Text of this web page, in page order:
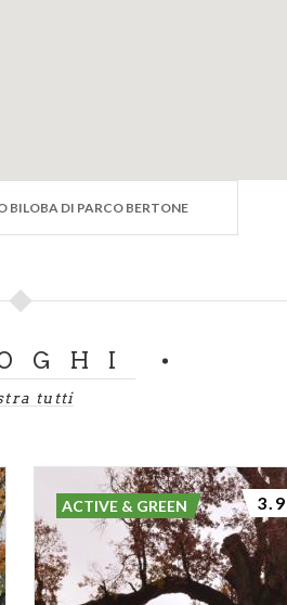
BILOBA DI PARCO BERTONE
tutti
ACTIVE & GREEN